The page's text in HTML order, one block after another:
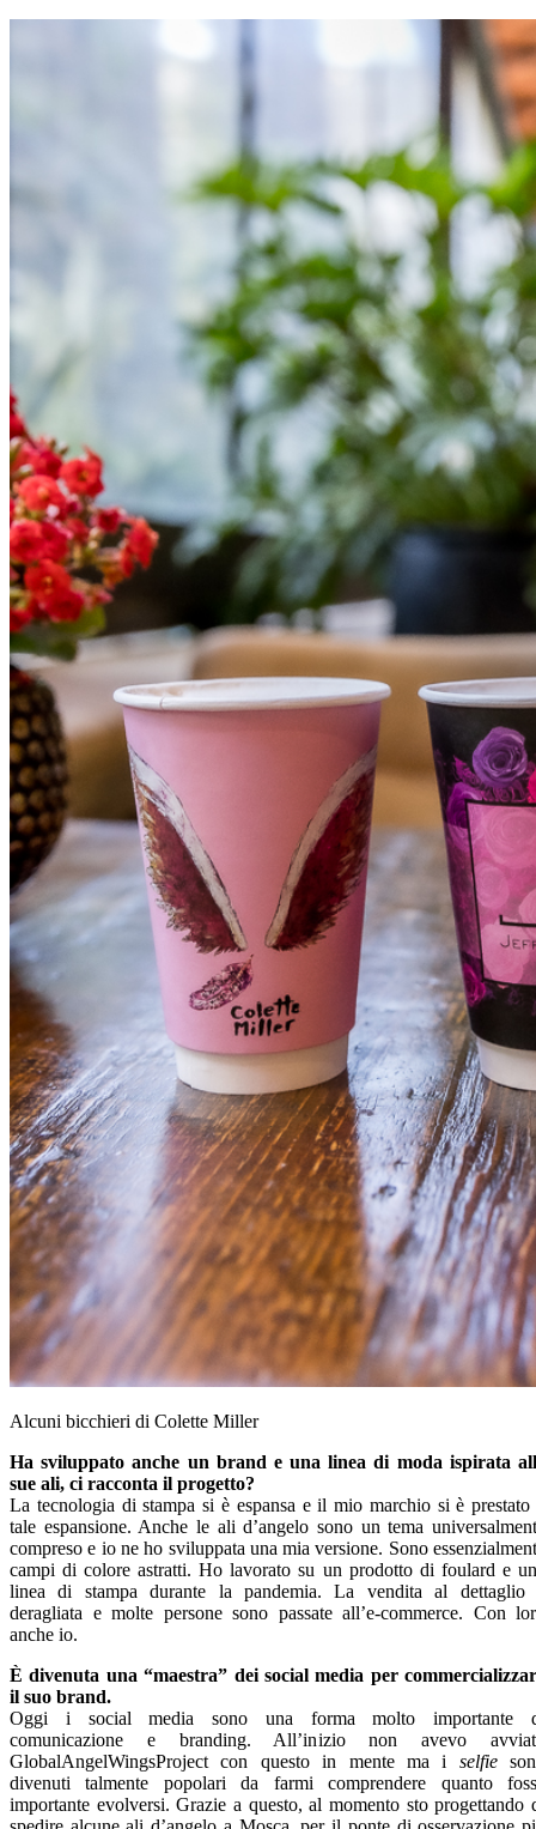
Alcuni bicchieri di Colette Miller
Ha sviluppato anche un brand e una linea di moda ispirata
sue ali, ci racconta il progetto?
La tecnologia di stampa si è espansa e il mio marchio si è prestato
tale espansione. Anche le ali d’angelo sono un tema
compreso e io ne ho sviluppata una mia versione. Sono
campi di colore astratti. Ho lavorato su un prodotto di foulard e
linea di stampa durante la pandemia. La vendita al dettaglio
deragliata e molte persone sono passate all’e-commerce. Con
anche io.
È divenuta una “maestra” dei social media per
il suo brand.
Oggi i social media sono una forma molto importante
comunicazione e branding. All’inizio non avevo
GlobalAngelWingsProject con questo in mente ma i selfie
divenuti talmente popolari da farmi comprendere quanto
importante evolversi. Grazie a questo, al momento sto progettando